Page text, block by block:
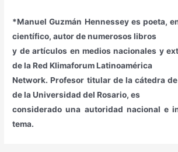
*Manuel Guzmán Hennessey es poeta,
científico, autor de numerosos libros
y de artículos en medios nacionales y
de la Red Klimaforum Latinoamérica
Network. Profesor titular de la cátedra
de la Universidad del Rosario, es
considerado una autoridad nacional e
tema.